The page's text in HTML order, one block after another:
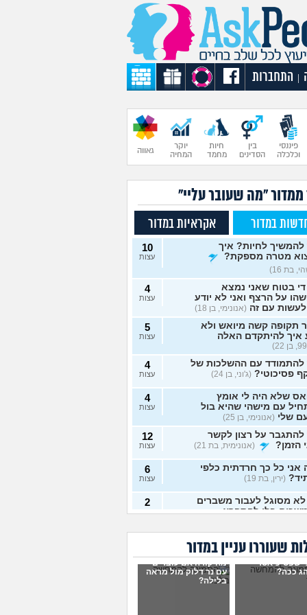
התחברות
פיננסי
וכלכלה
בין
הסדינים
חיות
מחמד
יוקר
המחיה
גאווה
ממדור "מה שעובר עליי"
במדור אקראיות במדור
להמשיך לחיות? איך
מטרה מספקת?
בת 16)
10
עצות
די בטוח שאני נמצא
על הרצף ואני לא יודע
עם זה (אנונימי, בן 18)
4
עצות
תקופה קשה מיואש ולא
איך להיתקדם האלה
5
עצות
להתמודד עם ההשלכות של
פסיכוטי? (ג'וני, בן 24)
4
עצות
שלא היה לי אומץ
עם מישהי שהיא בול
שלי (אנונימי, בן 25)
4
עצות
להתגבר על רצון לקשר
הזמן?
(אנונימית, בת 21)
12
עצות
אני כל כך חרדתית כלפי
(ירין, בת 19)
6
עצות
לא מסוגל לעבור משברים
בלי להתפרץ
2
חסר רגשות באופן מדאיג
(אנונימית, בת 33)
תקוע בחיים, איך
2
שעוררו עניין במדור
שפסיכיאטר
ככה?
מה קורה אם עוברים
עם נר דלוק מול מראה
בלילה?